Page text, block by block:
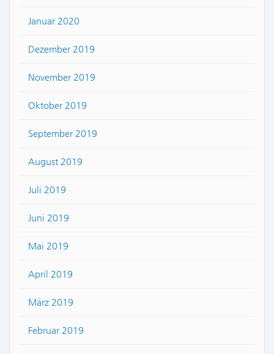
Januar 2020
Dezember 2019
November 2019
Oktober 2019
September 2019
August 2019
Juli 2019
Juni 2019
Mai 2019
April 2019
März 2019
Februar 2019